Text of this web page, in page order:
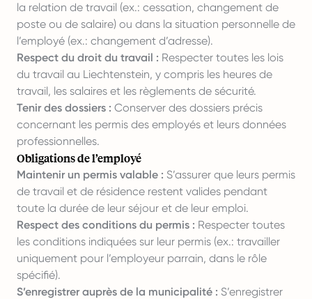
la relation de travail (ex.: cessation, changement de
poste ou de salaire) ou dans la situation personnelle de
l’employé (ex.: changement d’adresse).
Respect du droit du travail : Respecter toutes les lois
du travail au Liechtenstein, y compris les heures de
travail, les salaires et les règlements de sécurité.
Tenir des dossiers : Conserver des dossiers précis
concernant les permis des employés et leurs données
professionnelles.
Obligations de l’employé
Maintenir un permis valable : S’assurer que leurs permis
de travail et de résidence restent valides pendant
toute la durée de leur séjour et de leur emploi.
Respect des conditions du permis : Respecter toutes
les conditions indiquées sur leur permis (ex.: travailler
uniquement pour l’employeur parrain, dans le rôle
spécifié).
S’enregistrer auprès de la municipalité : S’enregistrer